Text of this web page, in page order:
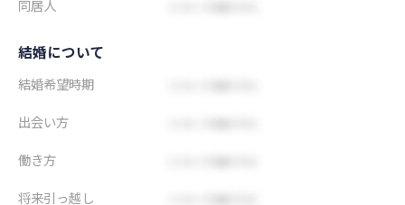
同居人
結婚について
結婚希望時期
出会い方
働き方
将来引っ越し